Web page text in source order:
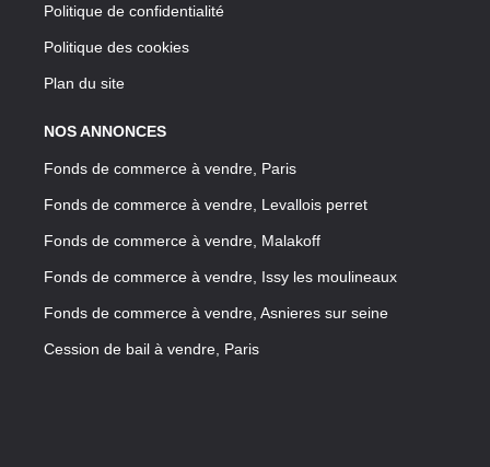
Politique de confidentialité
Politique des cookies
Plan du site
NOS ANNONCES
Fonds de commerce à vendre, Paris
Fonds de commerce à vendre, Levallois perret
Fonds de commerce à vendre, Malakoff
Fonds de commerce à vendre, Issy les moulineaux
Fonds de commerce à vendre, Asnieres sur seine
Cession de bail à vendre, Paris